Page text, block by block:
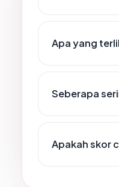
Apa yang
Seberapa
Apakah skor